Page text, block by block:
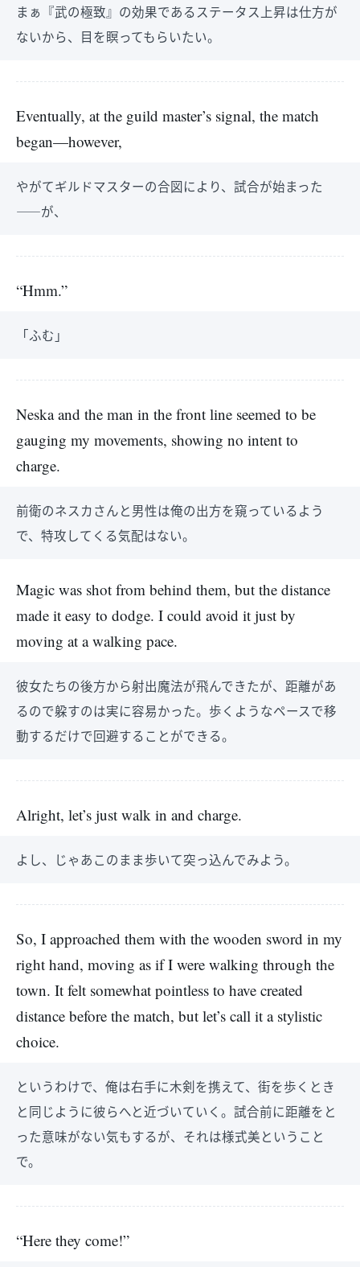
まぁ『武の極致』の効果であるステータス上昇は仕方が
ないから、目を瞑ってもらいたい。
Eventually, at the guild master’s signal, the match
began—however,
やがてギルドマスターの合図により、試合が始まった
――が、
“Hmm.”
「ふむ」
Neska and the man in the front line seemed to be
gauging my movements, showing no intent to
charge.
前衛のネスカさんと男性は俺の出方を窺っているよう
で、特攻してくる気配はない。
Magic was shot from behind them, but the distance
made it easy to dodge. I could avoid it just by
moving at a walking pace.
彼女たちの後方から射出魔法が飛んできたが、距離があ
るので躱すのは実に容易かった。歩くようなペースで移
動するだけで回避することができる。
Alright, let’s just walk in and charge.
よし、じゃあこのまま歩いて突っ込んでみよう。
So, I approached them with the wooden sword in my
right hand, moving as if I were walking through the
town. It felt somewhat pointless to have created
distance before the match, but let’s call it a stylistic
choice.
というわけで、俺は右手に木剣を携えて、街を歩くとき
と同じように彼らへと近づいていく。試合前に距離をと
った意味がない気もするが、それは様式美ということ
で。
“Here they come!”